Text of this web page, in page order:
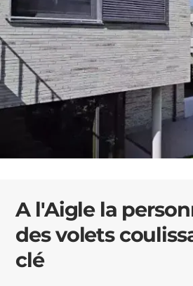
A l'Aigle la
des volets
clé